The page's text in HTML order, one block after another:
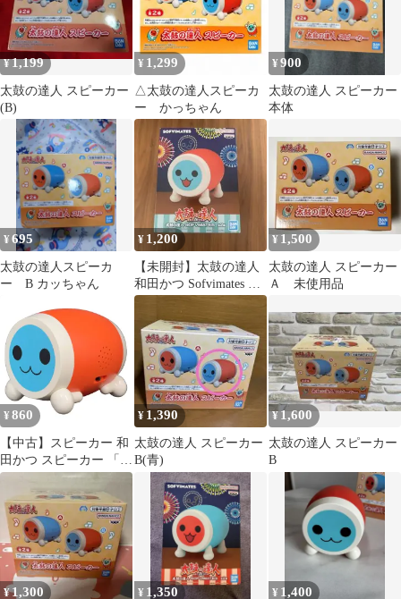
¥1,199
太鼓の達人 スピーカー
(B)
¥ 1,299
△太鼓の達人スピーカ
ー かっちゃん
¥900
太鼓の達人 スピーカー
本体
¥695
太鼓の達人スピーカ
ー B カッちゃん
¥ 1,200
【未開封】太鼓の達人
和田かつ Sofvimates フ
ィギュア(Bタイプ)
¥ 1,500
太鼓の達人 スピーカー
Ａ 未使用品
¥ 860
【中古】スピーカー 和
田かつ スピーカー 「太
鼓の達人」
¥ 1,390
太鼓の達人 スピーカー
B(青)
¥ 1,600
太鼓の達人 スピーカー
B
¥1,300 ¥ 1,350 ¥ 1,400